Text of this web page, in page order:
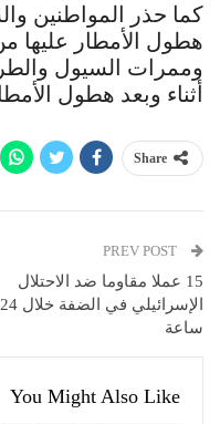
كما حذر المواطنين
هطول الأمطار عليها
وممرات السيول
أثناء وبعد هطول
Share
15 عملا مقاوما ضد الاحتلال
الإسرائيلي في الضفة خلال 24
ساعة
You Might Also Like